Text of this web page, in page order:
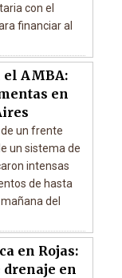
con el
financiar al
el AMBA:
en
de un frente
un sistema de
intensas
de hasta
del
en Rojas:
en